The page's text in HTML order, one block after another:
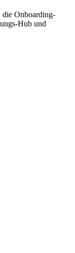
Onboarding-
Hub und